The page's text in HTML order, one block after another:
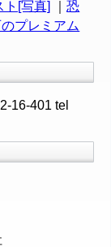
ト[写真] ｜恐
プレミアム
16-401 tel